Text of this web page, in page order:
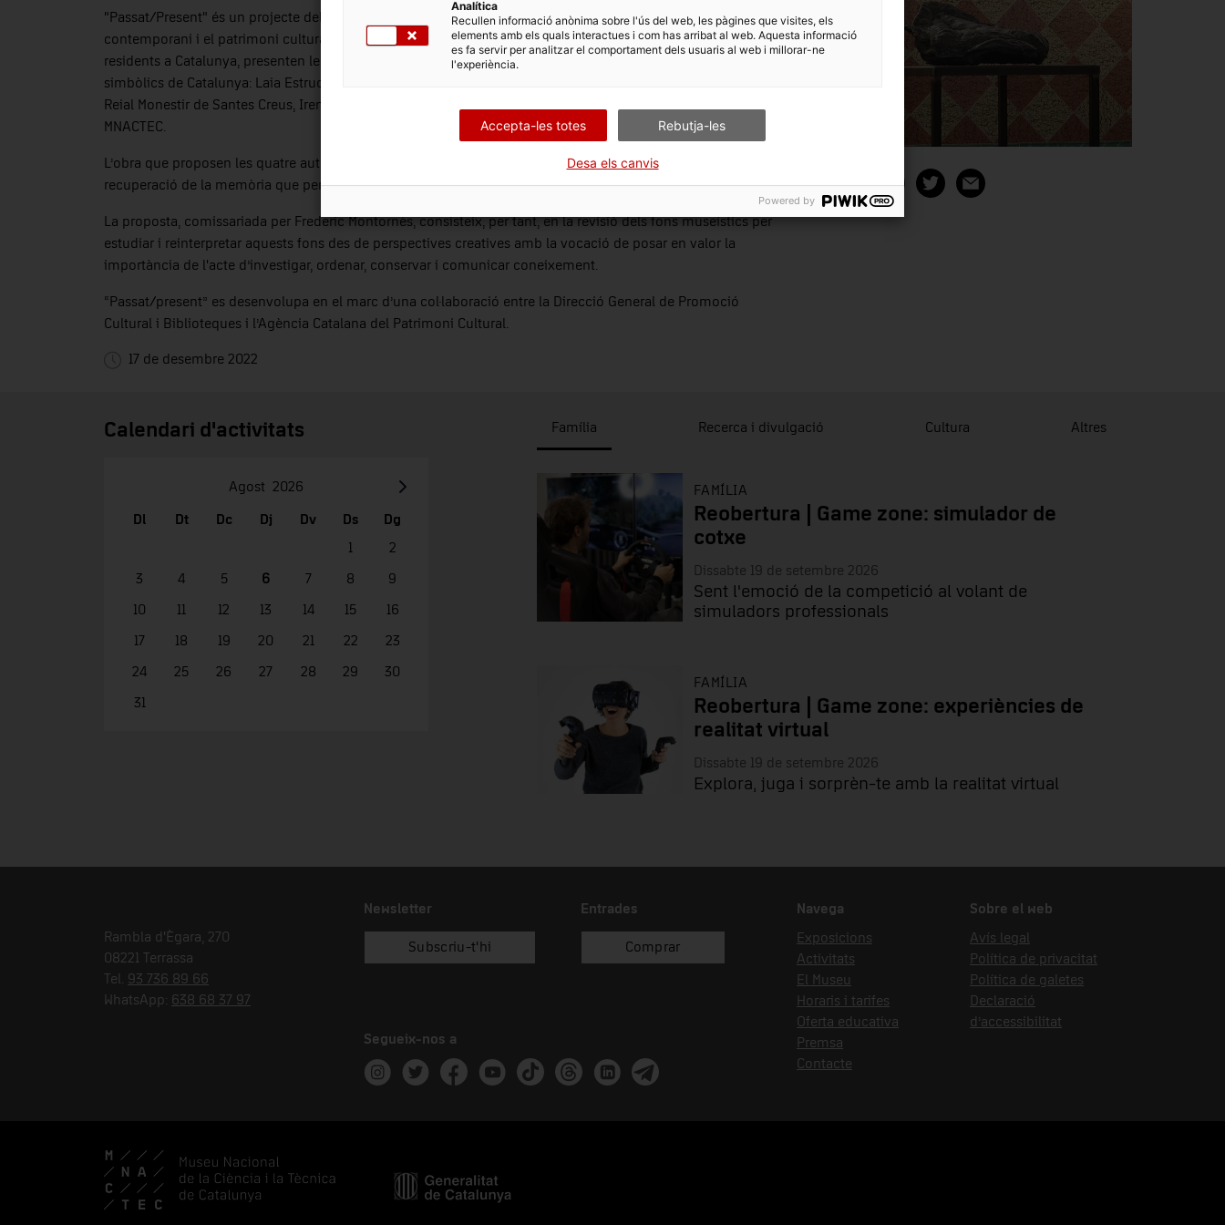
"Passat/Present" és un projecte del Departament de Cultura que té com a objectiu fer dialogar l’art
contemporani i el patrimoni cultural. Quatre artistes contemporànies de diferents generacions nascudes o
residents a Catalunya, presenten les seves intervencions artístiques en quatre espais patrimonials i
simbòlics de Catalunya: Laia Estruch al conjunt rupestre de la Roca dels Moros del Cogul; Dora García al
Reial Monestir de Santes Creus, Irene Solà a la ciutat grecoromana del MAC Empúries i Mònica Planes al
MNACTEC.
L’obra que proposen les quatre autores parteix de llargs processos de recerca i investigació, i s’adscriu a la
recuperació de la memòria que permet un diàleg amb el passat des dels paràmetres del present.
La proposta, comissariada per Frederic Montornès, consisteix, per tant, en la revisió dels fons museístics per
estudiar i reinterpretar aquests fons des de perspectives creatives amb la vocació de posar en valor la
importància de l'acte d’investigar, ordenar, conservar i comunicar coneixement.
“Passat/present” es desenvolupa en el marc d’una col·laboració entre la Direcció General de Promoció
Cultural i Biblioteques i l’Agència Catalana del Patrimoni Cultural.
17 de desembre 2022
Compartir
Calendari d'activitats
Agost 2026
Dl Dt Dc Dj Dv Ds
Dg
1
2
3 4 5 6 7 8 9
10 11 12 13 14 15 16
17 18 19 20 21 22 23
24 25 26 27 28 29 30
31
Família Recerca i divulgació Cultura Altres
FAMÍLIA
Reobertura | Game zone: simulador de
cotxe
Dissabte 19 de setembre 2026
Sent l'emoció de la competició al volant de
simuladors professionals
FAMÍLIA
Reobertura | Game zone: experiències de
realitat virtual
Dissabte 19 de setembre 2026
Explora, juga i sorprèn-te amb la realitat virtual
Rambla d'Ègara, 270
08221 Terrassa
Tel. 93 736 89 66
WhatsApp: 638 68 37 97
Newsletter
Subscriu-t'hi
Entrades
Comprar
Segueix-nos a
Instagram
TwitterFacebookYoutubeTik TokThreadsLinkedinTelegram
Navega
Exposicions
Activitats
El Museu
Horaris i tarifes
Oferta educativa
Premsa
Contacte
Sobre el web
Avís legal
Política de privacitat
Política de galetes
Declaració
d’accessibilitat
Analítica
Recullen informació anònima sobre l'ús del web, les pàgines que visites, els
elements amb els quals interactues i com has arribat al web. Aquesta informació
es fa servir per analitzar el comportament dels usuaris al web i millorar-ne
l'experiència.
Accepta-les totes Rebutja-les
Desa els canvis
Powered by